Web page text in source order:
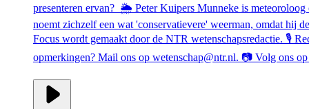
presenteren ervan? 🌦️ Peter Kuipers Munneke is
noemt zichzelf een wat 'conservatievere' weerman, omdat hij
Focus wordt gemaakt door de NTR wetenschapsredactie. 🎙️
opmerkingen? Mail ons op wetenschap@ntr.nl. 📷 Volg ons